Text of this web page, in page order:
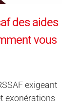
des aides
vous
exigeant
exonérations